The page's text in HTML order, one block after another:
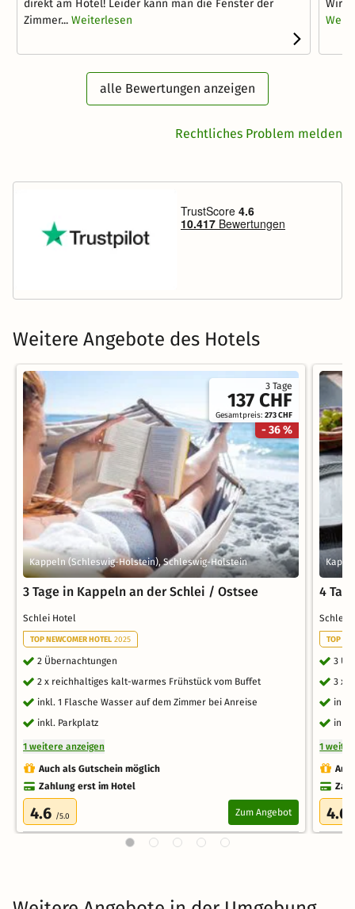
direkt am Hotel! Leider kann man die Fenster der
Zimmer... Weiterlesen
Wir
alle Bewertungen anzeigen
Rechtliches Problem melden
Weitere Angebote des Hotels
3 Tage
137 CHF
Gesamtpreis:273 CHF
- 36 %
Kappeln (Schleswig-Holstein), Schleswig-Holstein
3 Tage in Kappeln an der Schlei / Ostsee
Schlei Hotel
TOP NEWCOMER HOTEL 2025
2 Übernachtungen
2 x reichhaltiges kalt-warmes Frühstück vom Buffet
inkl. 1 Flasche Wasser auf dem Zimmer bei Anreise
inkl. Parkplatz
1 weitere anzeigen
Auch als Gutschein möglich
Zahlung erst im Hotel
4.6 /5.0 Zum Angebot
4
Schlei
TOP
3
3 x
inkl.
inkl.
1
4.6